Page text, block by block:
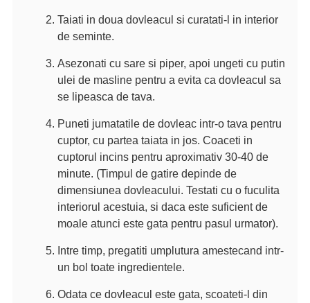
Taiati in doua dovleacul si curatati-l in interior
de seminte.
Asezonati cu sare si piper, apoi ungeti cu putin
ulei de masline pentru a evita ca dovleacul sa
se lipeasca de tava.
Puneti jumatatile de dovleac intr-o tava pentru
cuptor, cu partea taiata in jos. Coaceti in
cuptorul incins pentru aproximativ 30-40 de
minute. (Timpul de gatire depinde de
dimensiunea dovleacului. Testati cu o fuculita
interiorul acestuia, si daca este suficient de
moale atunci este gata pentru pasul urmator).
Intre timp, pregatiti umplutura amestecand intr-
un bol toate ingredientele.
Odata ce dovleacul este gata, scoateti-l din